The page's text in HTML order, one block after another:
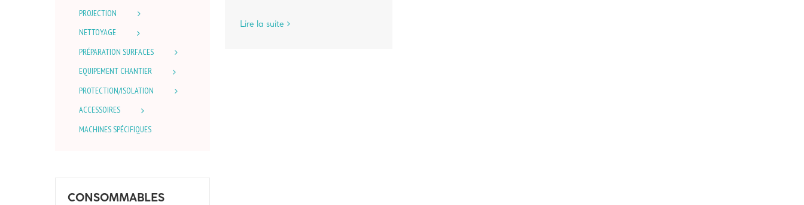
Lire la suite
PROJECTION
NETTOYAGE
PRÉPARATION SURFACES
EQUIPEMENT CHANTIER
PROTECTION/ISOLATION
ACCESSOIRES
MACHINES SPÉCIFIQUES
CONSOMMABLES